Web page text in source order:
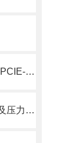
美国MOLEX接口模块SST-PB3-PCIE-2 产品解析
丹佛斯Donfoss柱塞泵使用指南及压力调节教程